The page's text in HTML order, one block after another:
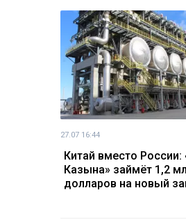
27.07 16:44
Китай вместо России:
Казына» займёт 1,2
долларов на новый